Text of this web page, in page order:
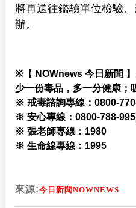
將再送往鑑驗單位檢驗
辦。
※【 NOWnews 今 日新聞 】
少一份毒品，多一分健康；
※ 戒毒諮詢專線：0800-
※ 安心專線：0800-788-
※ 張老師專線：1980
※ 生命線專線：1995
來源:今日新聞NOWNEWS